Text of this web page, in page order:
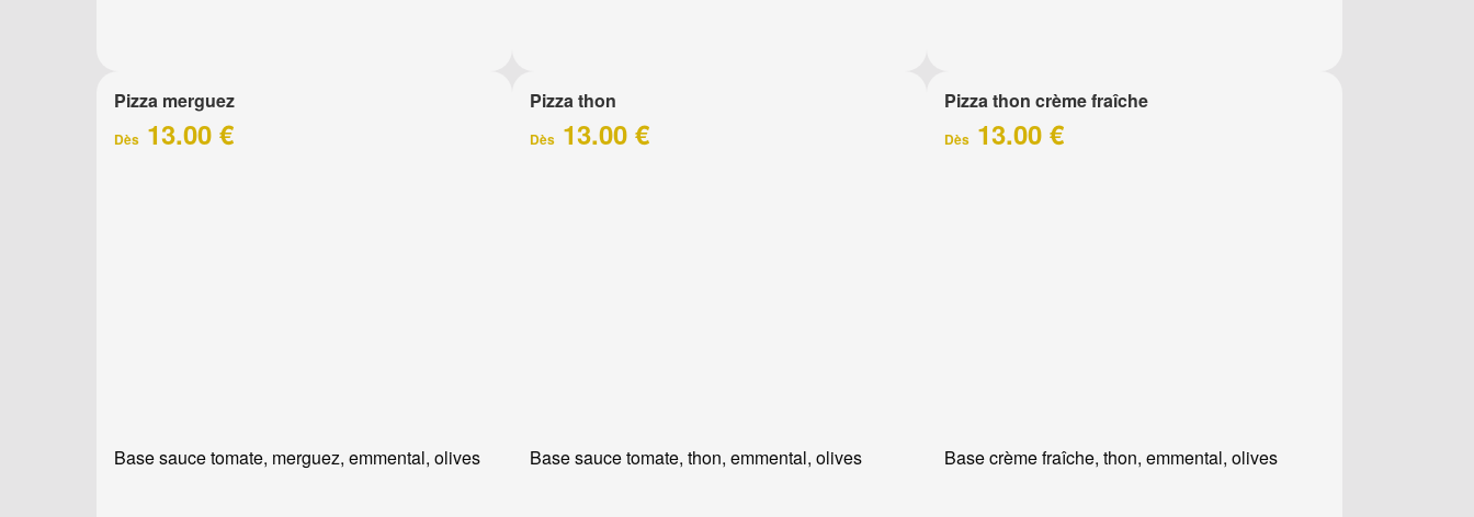
Pizza merguez
Dès 13.00 €
Base sauce tomate, merguez, emmental, olives
Pizza thon
Dès13.00 €
Base sauce tomate, thon, emmental, olives
Pizza thon crème fraîche
Dès 13.00 €
Base crème fraîche, thon, emmental, olives